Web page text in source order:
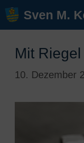
Zum
Inhalt Sven M.
Mit
10. Dezember